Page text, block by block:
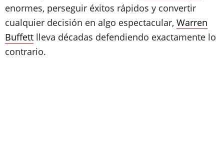
enormes, perseguir éxitos rápidos y convertir
cualquier decisión en algo espectacular, Warren
Buffett lleva décadas defendiendo exactamente lo
contrario.